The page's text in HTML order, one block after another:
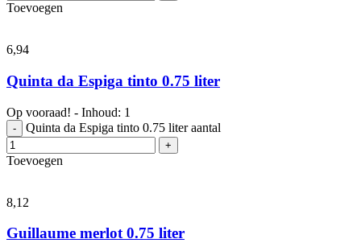
Toevoegen
6,94
Quinta da Espiga tinto 0.75 liter
Op vooraad! - Inhoud: 1
- Quinta da Espiga tinto 0.75 liter aantal
+
Toevoegen
8,12
Guillaume merlot 0.75 liter